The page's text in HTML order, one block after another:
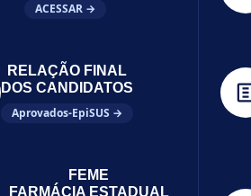
ACESSAR →
RELAÇÃO FINAL
DOS CANDIDATOS
Aprovados-EpiSUS →
FEME
FARMÁCIA ESTADUAL